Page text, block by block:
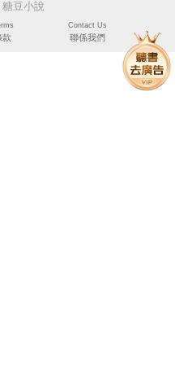
豆小說
款
Contact Us
聯係我們